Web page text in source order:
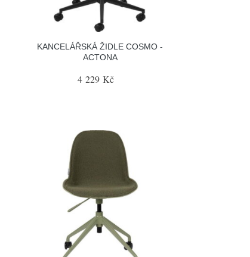
KANCELÁŘSKÁ ŽIDLE COSMO -
ACTONA
4 229 Kč